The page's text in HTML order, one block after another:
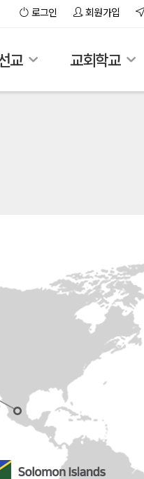
로그인 회원가입
교 교회학교